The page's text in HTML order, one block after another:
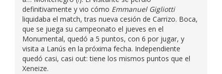
definitivamente y vio cómo Emmanuel Gigliotti
liquidaba el match, tras nueva cesión de Carrizo. Boca,
que se juega su campeonato el jueves en el
Monumental, quedó a 5 puntos, con 6 por jugar, y
visita a Lanús en la próxima fecha. Independiente
quedó casi, casi out: tiene los mismos puntos que el
Xeneize.